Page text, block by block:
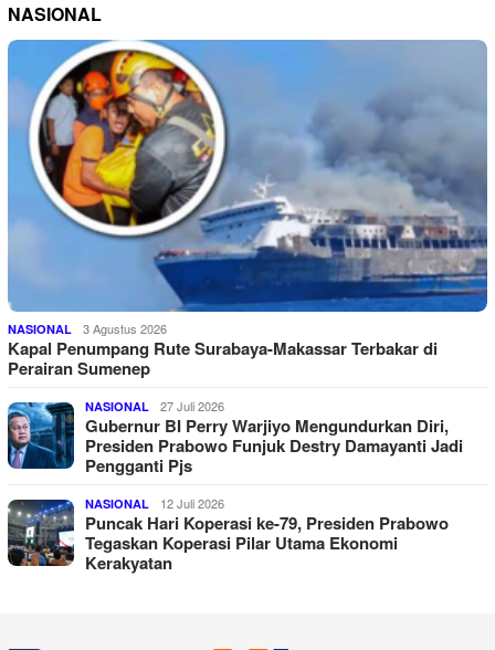
NASIONAL
NASIONAL 3 Agustus 2026
Kapal Penumpang Rute Surabaya-Makassar Terbakar di
Perairan Sumenep
NASIONAL 27 Juli 2026
Gubernur BI Perry Warjiyo Mengundurkan Diri,
Presiden Prabowo Funjuk Destry Damayanti Jadi
Pengganti Pjs
NASIONAL 12 Juli 2026
Puncak Hari Koperasi ke-79, Presiden Prabowo
Tegaskan Koperasi Pilar Utama Ekonomi
Kerakyatan